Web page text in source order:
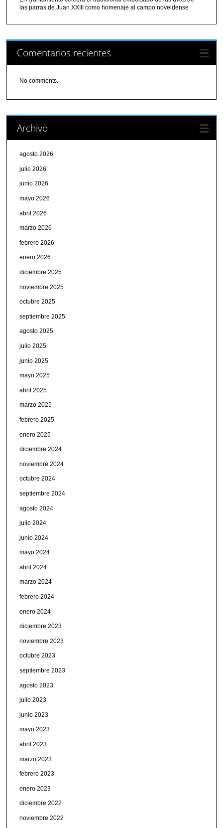
las parras de Juan XXIII como homenaje al campo noveldense
Comentarios recientes
No comments.
Archivo
agosto 2026
julio 2026
junio 2026
mayo 2026
abril 2026
marzo 2026
febrero 2026
enero 2026
diciembre 2025
noviembre 2025
octubre 2025
septiembre 2025
agosto 2025
julio 2025
junio 2025
mayo 2025
abril 2025
marzo 2025
febrero 2025
enero 2025
diciembre 2024
noviembre 2024
octubre 2024
septiembre 2024
agosto 2024
julio 2024
junio 2024
mayo 2024
abril 2024
marzo 2024
febrero 2024
enero 2024
diciembre 2023
noviembre 2023
octubre 2023
septiembre 2023
agosto 2023
julio 2023
junio 2023
mayo 2023
abril 2023
marzo 2023
febrero 2023
enero 2023
diciembre 2022
noviembre 2022